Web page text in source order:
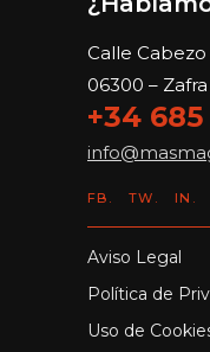
Calle Cabezo
06300 –
+34 685
FB. TW. IN.
Aviso Legal
Política de
Uso de